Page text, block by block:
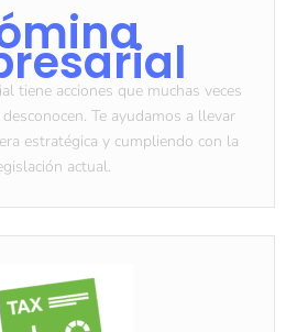
tiene acciones que muchas veces
Te ayudamos a llevar
estratégica y cumpliendo con la
actual.